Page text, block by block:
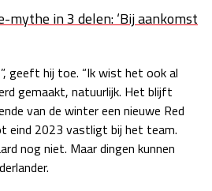
za 19:00 - 20:00
zo 17:00 - 19:00
mythe in 3 delen: ‘Bij aankomst
geeft hij toe. “Ik wist het ook al
gemaakt, natuurlijk. Het blijft
van de winter een nieuwe Red
eind 2023 vastligt bij het team.
nog niet. Maar dingen kunnen